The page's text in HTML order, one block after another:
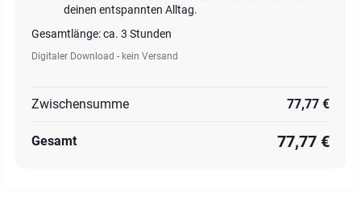
deinen entspannten Alltag.
Gesamtlänge: ca. 3 Stunden
Digitaler Download - kein Versand
Zwischensumme 77,77 €
Gesamt 77,77 €